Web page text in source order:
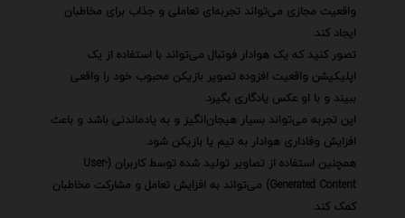
واقعیت مجازی می‌تواند تجربه‌ای تعاملی و جذاب برای مخاطبان
ایجاد کند.
تصور کنید که یک هوادار فوتبال می‌تواند با استفاده از یک
اپلیکیشن واقعیت افزوده تصویر بازیکن محبوب خود را واقعی
ببیند و با او عکس یادگاری بگیرد.
این تجربه می‌تواند بسیار هیجان‌انگیز و به یادماندنی باشد و باعث
افزایش وفاداری هوادار به تیم یا بازیکن شود.
همچنین استفاده از تصاویر تولید شده توسط کاربران (User-
Generated Content) می‌تواند به افزایش تعامل و مشارکت مخاطبان
کمک کند.